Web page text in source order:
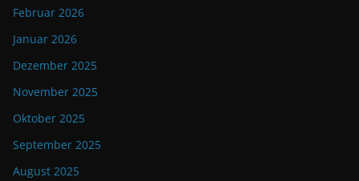
Februar 2026
Januar 2026
Dezember 2025
November 2025
Oktober 2025
September 2025
August 2025